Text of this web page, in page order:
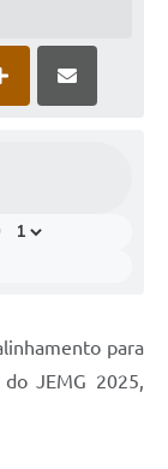
para
JEMG 2025,